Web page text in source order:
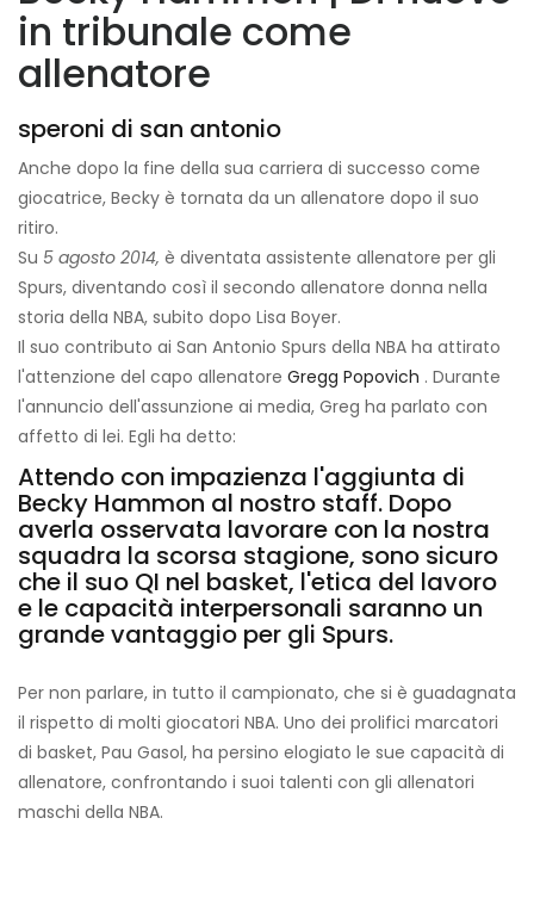
in tribunale come
allenatore
speroni di san antonio
Anche dopo la fine della sua carriera di successo come
giocatrice, Becky è tornata da un allenatore dopo il suo
ritiro.
Su 5 agosto 2014, è diventata assistente allenatore per gli
Spurs, diventando così il secondo allenatore donna nella
storia della NBA, subito dopo Lisa Boyer.
Il suo contributo ai San Antonio Spurs della NBA ha attirato
l'attenzione del capo allenatore Gregg Popovich . Durante
l'annuncio dell'assunzione ai media, Greg ha parlato con
affetto di lei. Egli ha detto:
Attendo con impazienza l'aggiunta di
Becky Hammon al nostro staff. Dopo
averla osservata lavorare con la nostra
squadra la scorsa stagione, sono sicuro
che il suo QI nel basket, l'etica del lavoro
e le capacità interpersonali saranno un
grande vantaggio per gli Spurs.
Per non parlare, in tutto il campionato, che si è guadagnata
il rispetto di molti giocatori NBA. Uno dei prolifici marcatori
di basket, Pau Gasol, ha persino elogiato le sue capacità di
allenatore, confrontando i suoi talenti con gli allenatori
maschi della NBA.